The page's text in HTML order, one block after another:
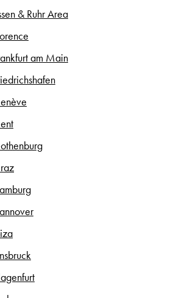
& Ruhr Area
am Main